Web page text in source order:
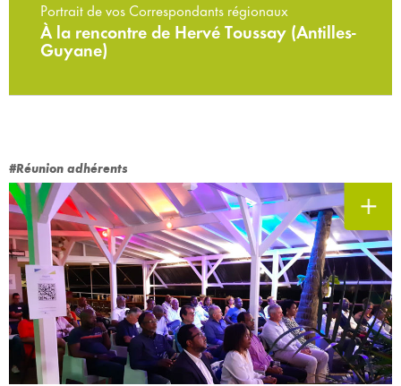
Portrait de vos Correspondants régionaux
À la rencontre de Hervé Toussay (Antilles-
Guyane)
#Réunion adhérents